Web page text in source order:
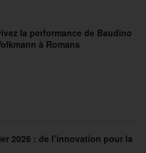
la performance de Baudino
à Romans
2026 : de l’innovation pour la